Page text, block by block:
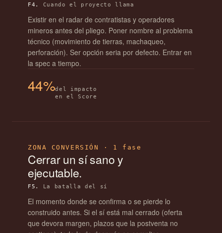
F4.
Cuando el proyecto llama
Existir en el radar de contratistas y operadores
mineros antes del pliego. Poner nombre al problema
técnico (movimiento de tierras, machaqueo,
perforación). Ser opción seria por defecto. Entrar en
la spec a tiempo.
44%del impacto
en el Score
ZONA CONVERSIÓN · 1 fase
Cerrar un sí sano y
ejecutable.
F5. La batalla del sí
El momento donde se confirma o se pierde lo
construido antes. Si el sí está mal cerrado (oferta
que devora margen, plazos que la postventa no